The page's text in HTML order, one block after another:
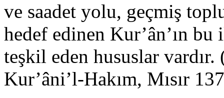
ve saadet yolu, geçmiş
hedef edinen Kur’ân’ın
teşkil eden hususlar
Kur’âni’l-Hakım, Mısır